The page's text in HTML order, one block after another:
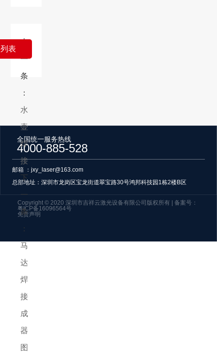
上
一
条
：
水
壶
焊
接
下
一
条
：
马
达
焊
接
成
器
图
表
全国统一服务热线
4000-885-528
邮箱 ：jxy_laser@163.com
总部地址： 深圳市龙岗区宝龙街道翠宝路30号鸿邦科技园1栋2楼B区
Copyright © 2020 深圳市吉祥云激光设备有限公司版权所有| 备案号：
粤ICP备16096564号
免责声明